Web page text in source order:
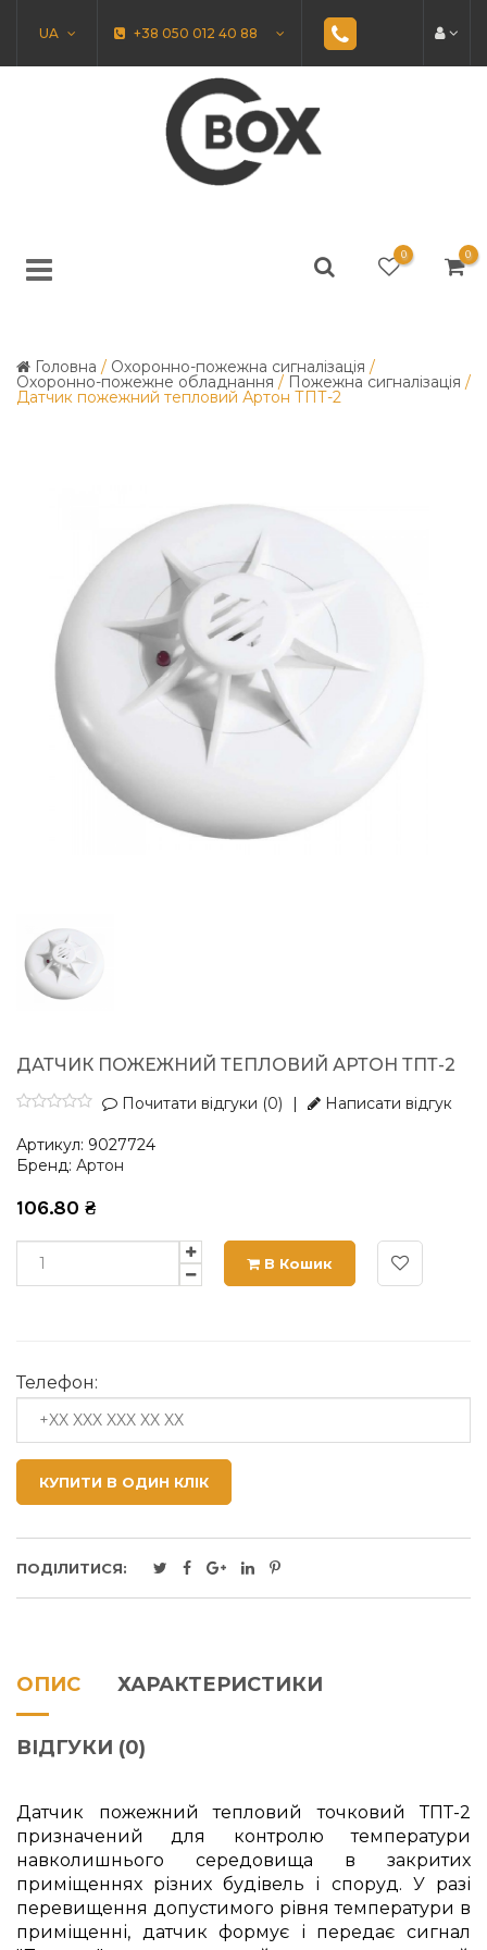
UA +38 050 012 40 88
0 0
Головна / Охоронно-пожежна сигналізація /
Охоронно-пожежне обладнання / Пожежна сигналізація /
Датчик пожежний тепловий Артон ТПТ-2
ДАТЧИК ПОЖЕЖНИЙ ТЕПЛОВИЙ АРТОН ТПТ-2
Почитати відгуки (0) Написати відгук
Артикул: 9027724
Бренд: Артон
106.80 ₴
В Кошик
Телефон:
КУПИТИ В ОДИН КЛІК
ПОДІЛИТИСЯ:
ОПИС ХАРАКТЕРИСТИКИ
ВІДГУКИ (0)
Датчик пожежний тепловий точковий ТПТ-2
призначений для контролю температури
навколишнього середовища в закритих
приміщеннях різних будівель і споруд. У разі
перевищення допустимого рівня температури в
приміщенні, датчик формує і передає сигнал